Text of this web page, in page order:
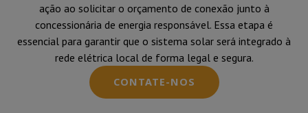
ação ao solicitar o orçamento de conexão junto à
concessionária de energia responsável. Essa etapa é
essencial para garantir que o sistema solar será integrado à
rede elétrica local de forma legal e segura.
CONTATE-NOS